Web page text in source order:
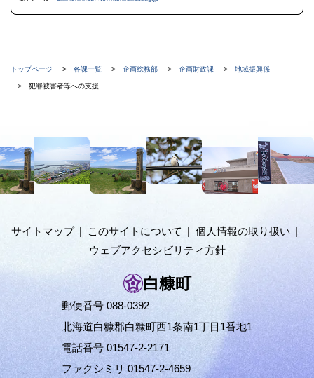
る
現
在
の
階
層
トップページ 各課一覧 企画総務部 企画財政課 地域振興係
犯罪被害者等への支援
文
へ
メ
サイトマップ このサイトについて
個人情報の取り扱い
ウェブアクセシビリティ方針
白糠町
郵便番号 088-0392
北海道白糠郡白糠町西1条南1丁目1番地1
電話番号 01547-2-2171
ファクシミリ 01547-2-4659